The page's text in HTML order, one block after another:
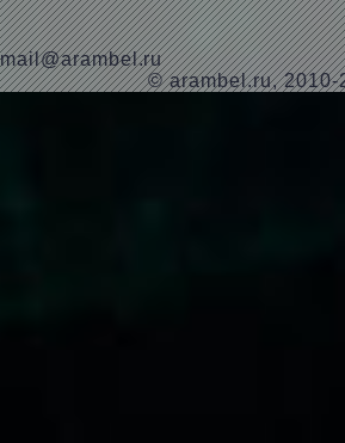
mail@arambel.ru
© arambel.ru, 2010-